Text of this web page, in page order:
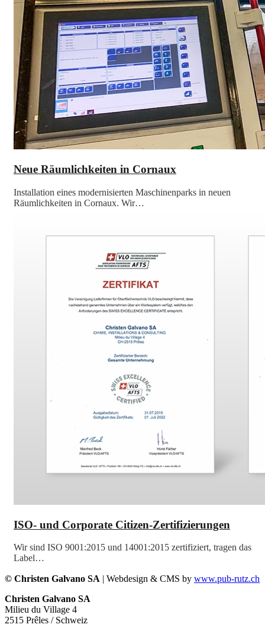
Neue Räumlichkeiten in Cornaux
Installation eines modernisierten Maschinenparks in neuen
Räumlichkeiten in Cornaux. Wir…
ISO- und Corporate Citizen-Zertifizierungen
Wir sind ISO 9001:2015 und 14001:2015 zertifiziert, tragen das
Label…
© Christen Galvano SA | Webdesign & CMS by www.pub-rutz.ch
Christen Galvano SA
Milieu du Village 4
2515 Prêles / Schweiz